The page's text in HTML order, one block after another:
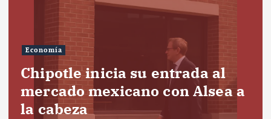
Economía
Chipotle inicia su entrada al
mercado mexicano con Alsea a
la cabeza